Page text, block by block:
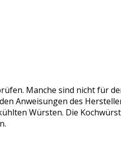
Manche sind nicht für
Anweisungen des
Würsten. Die